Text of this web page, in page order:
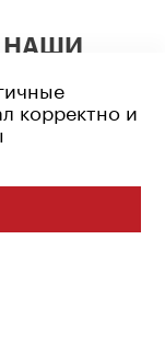
НАШИ
корректно и